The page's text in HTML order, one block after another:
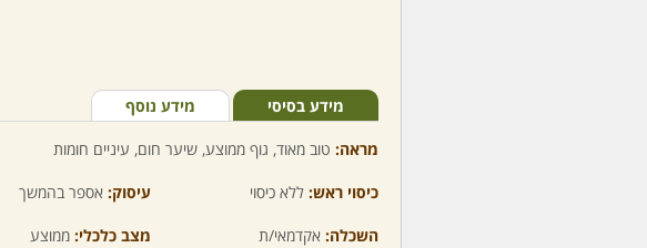
מידע בסיסי מידע נוסף
מראה: טוב מאוד, גוף ממוצע, שיער חום, עיניים חומות
כיסוי ראש: ללא כיסוי עיסוק: אספר בהמשך
השכלה: אקדמאי/ת מצב כלכלי: ממוצע